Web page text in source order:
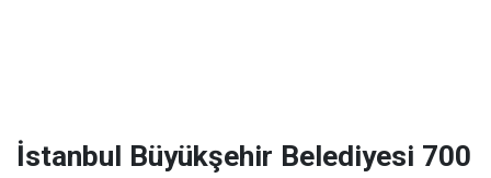
İstanbul Büyükşehir Belediyesi 700